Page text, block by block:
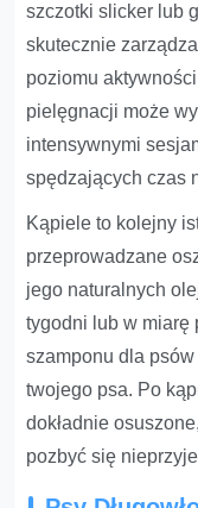
szczotki slicker lub
skutecznie
poziomu
pielęgnacji może
intensywnymi
spędzających czas
Kąpiele to kolejny
przeprowadzane
jego naturalnych
tygodni lub w miarę
szamponu dla
twojego psa. Po
dokładnie
pozbyć się